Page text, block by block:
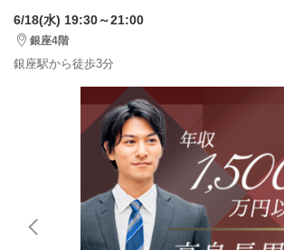
6/18(水) 19:30～21:00
銀座4階
銀座駅から徒歩3分